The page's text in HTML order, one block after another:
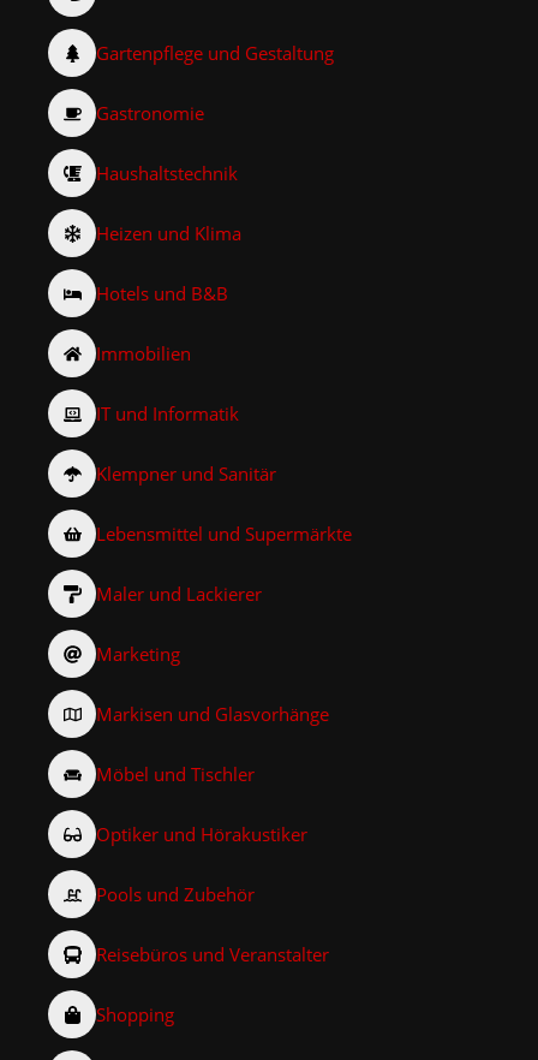
Gartenpflege und Gestaltung
Gastronomie
Haushaltstechnik
Heizen und Klima
Hotels und B&B
Immobilien
IT und Informatik
Klempner und Sanitär
Lebensmittel und Supermärkte
Maler und Lackierer
Marketing
Markisen und Glasvorhänge
Möbel und Tischler
Optiker und Hörakustiker
Pools und Zubehör
Reisebüros und Veranstalter
Shopping